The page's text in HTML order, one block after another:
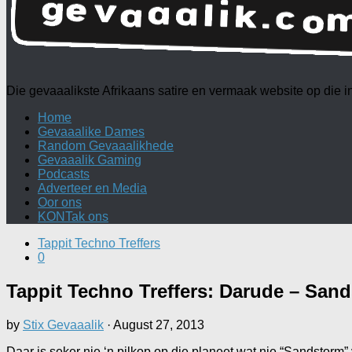
Die gevaaalikste Afrikaans satire en vermaak website op die
Home
Gevaaalike Dames
Random Gevaaalikhede
Gevaaalik Gaming
Podcasts
Adverteer en Media
Oor ons
KONTak ons
Tappit Techno Treffers
0
Tappit Techno Treffers: Darude –
by Stix Gevaaalik · August 27, 2013